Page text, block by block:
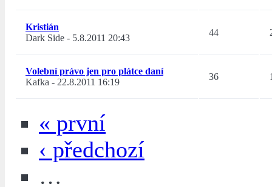
Kristián
Dark Side - 5.8.2011 20:43
44
Volební právo jen pro plátce daní
Kafka - 22.8.2011 16:19
36
« první
‹ předchozí
…